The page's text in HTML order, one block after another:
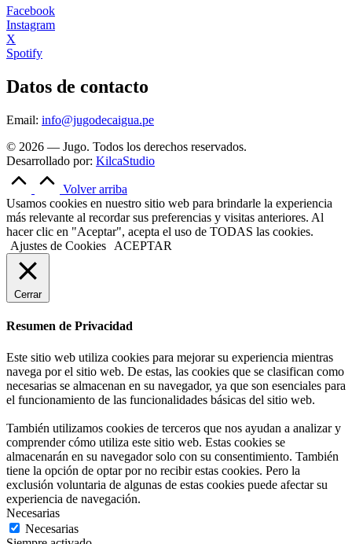
Facebook
Instagram
X
Spotify
Datos de contacto
Email: info@jugodecaigua.pe
© 2026 — Jugo. Todos los derechos reservados.
Desarrollado por: KilcaStudio
Volver arriba
Usamos cookies en nuestro sitio web para brindarle la experiencia
más relevante al recordar sus preferencias y visitas anteriores. Al
hacer clic en "Aceptar", acepta el uso de TODAS las cookies.
Ajustes de Cookies
ACEPTAR
Cerrar
Resumen de Privacidad
Este sitio web utiliza cookies para mejorar su experiencia mientras
navega por el sitio web. De estas, las cookies que se clasifican como
necesarias se almacenan en su navegador, ya que son esenciales para
el funcionamiento de las funcionalidades básicas del sitio web.
También utilizamos cookies de terceros que nos ayudan a analizar y
comprender cómo utiliza este sitio web. Estas cookies se
almacenarán en su navegador solo con su consentimiento. También
tiene la opción de optar por no recibir estas cookies. Pero la
exclusión voluntaria de algunas de estas cookies puede afectar su
experiencia de navegación.
Necesarias
Necesarias